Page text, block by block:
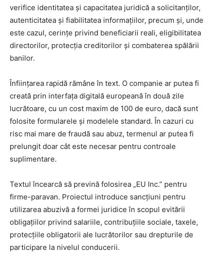
verifice identitatea și capacitatea juridică a solicitanților,
autenticitatea și fiabilitatea informațiilor, precum și, unde
este cazul, cerințe privind beneficiarii reali, eligibilitatea
directorilor, protecția creditorilor și combaterea spălării
banilor.
Înființarea rapidă rămâne în text. O companie ar putea fi
creată prin interfața digitală europeană în două zile
lucrătoare, cu un cost maxim de 100 de euro, dacă sunt
folosite formularele și modelele standard. În cazuri cu
risc mai mare de fraudă sau abuz, termenul ar putea fi
prelungit doar cât este necesar pentru controale
suplimentare.
Textul încearcă să prevină folosirea „EU Inc.” pentru
firme-paravan. Proiectul introduce sancțiuni pentru
utilizarea abuzivă a formei juridice în scopul evitării
obligațiilor privind salariile, contribuțiile sociale, taxele,
protecțiile obligatorii ale lucrătorilor sau drepturile de
participare la nivelul conducerii.